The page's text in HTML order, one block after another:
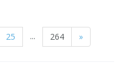
25 ... 264 »